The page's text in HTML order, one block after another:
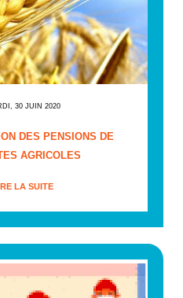
30 JUIN 2020
DES PENSIONS DE
AGRICOLES
LA SUITE